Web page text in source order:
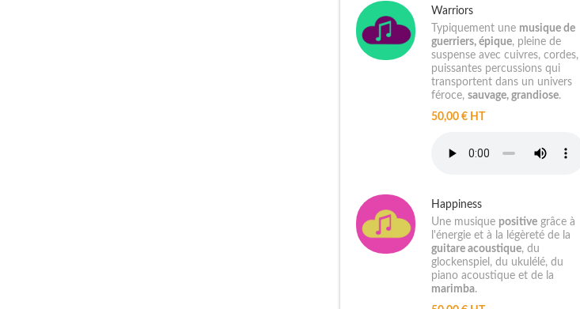
Warriors
Typiquement une musique de
guerriers, épique, pleine de
suspense avec cuivres, cordes,
puissantes percussions qui
transportent dans un univers
féroce,sauvage, grandiose.
50,00 € HT
Happiness
Une musique positive grâce à
l'énergie et à la légèreté de la
guitare acoustique, du
glockenspiel, du ukulélé, du
piano acoustique et de la
marimba.